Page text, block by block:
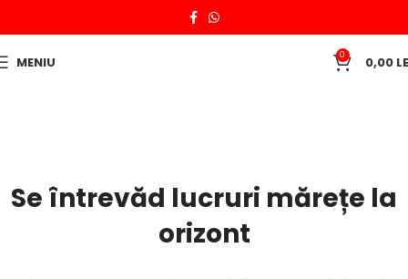
MENIU 0 0,00
Se întrevăd lucruri mărețe la
orizont